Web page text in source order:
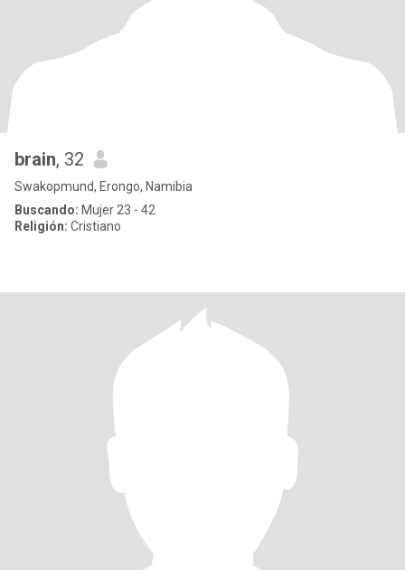
brain, 32
Swakopmund, Erongo, Namibia
Buscando: Mujer 23 - 42
Religión: Cristiano